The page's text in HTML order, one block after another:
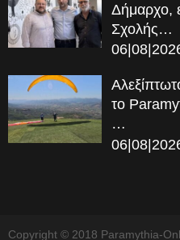
Δήμαρχο,
Σχολής…
το
…
Copyright © 2018 Paramythia-